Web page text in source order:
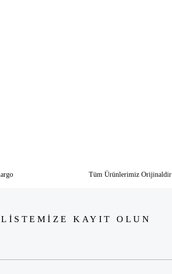
Tüm Ürünlerimiz Orijinaldir
LİSTEMİZE KAYIT OLUN